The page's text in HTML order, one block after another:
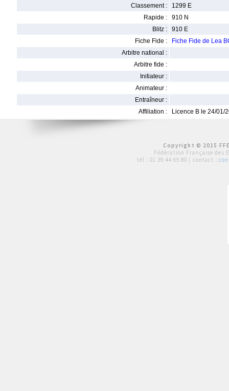
Classement :
1299 E
Rapide :
910 N
Blitz :
910 E
Fiche Fide :
Fiche Fide de Lea
Arbitre national :
Arbitre fide :
Initiateur :
Animateur :
Entraîneur :
Affiliation :
Licence B le 24/01/
Copyright © 2015
Fédération Française des
tél : 01 39 44 65 80 | contact :